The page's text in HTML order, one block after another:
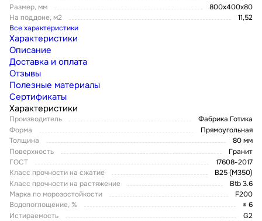
Размер, мм
800x400x80
На поддоне, м2
11,52
Все характеристики
Характеристики
Описание
Доставка и оплата
Отзывы
Полезные материалы
Сертификаты
Характеристики
Производитель
Фабрика Готика
Форма
Прямоугольная
Толщина
80 мм
Поверхность
Гранит
ГОСТ
17608-2017
Класс прочности на сжатие
В25 (М350)
Класс прочности на растяжение
Btb 3.6
Марка по морозостойкости
F200
Водопоглощение, %
≤ 6
Истираемость
G2